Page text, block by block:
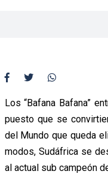
Los “Bafana Bafana”
puesto que se
del Mundo que queda
modos, Sudáfrica se
al actual sub campeón